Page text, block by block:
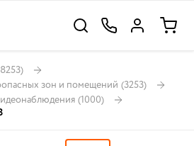
зон и помещений (3253)
(1000)